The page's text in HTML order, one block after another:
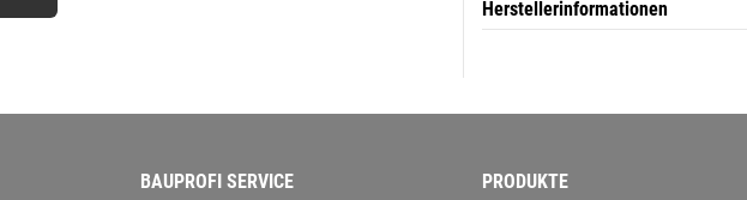
Herstellerinformationen
BAUPROFI SERVICE PRODUKTE